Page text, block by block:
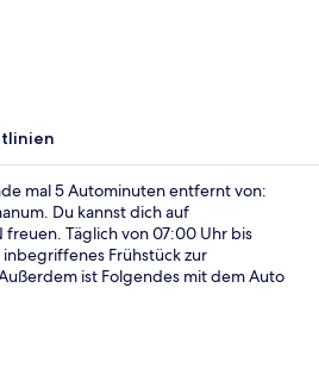
mal 5 Autominuten entfernt von:
Du kannst dich auf
Täglich von 07:00 Uhr bis
Frühstück zur
ist Folgendes mit dem Auto
das hilfsbereite Personal zu
einen kurzen Fußmarsch von den
Zur U-Bahn läuft man 11